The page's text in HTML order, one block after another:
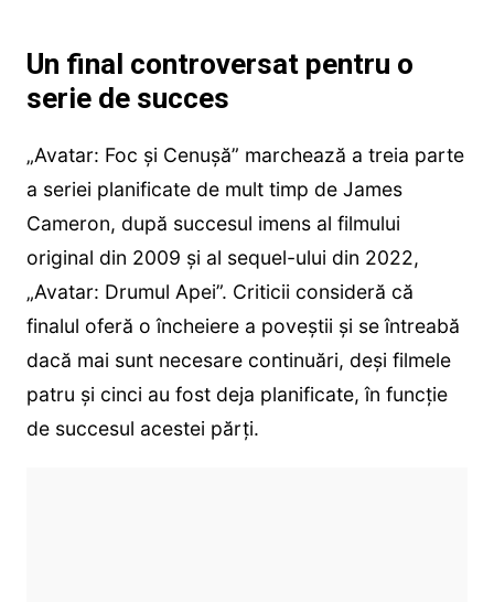
Un final controversat pentru o
serie de succes
„Avatar: Foc și Cenușă” marchează a treia parte
a seriei planificate de mult timp de James
Cameron, după succesul imens al filmului
original din 2009 și al sequel-ului din 2022,
„Avatar: Drumul Apei”. Criticii consideră că
finalul oferă o încheiere a poveștii și se întreabă
dacă mai sunt necesare continuări, deși filmele
patru și cinci au fost deja planificate, în funcție
de succesul acestei părți.